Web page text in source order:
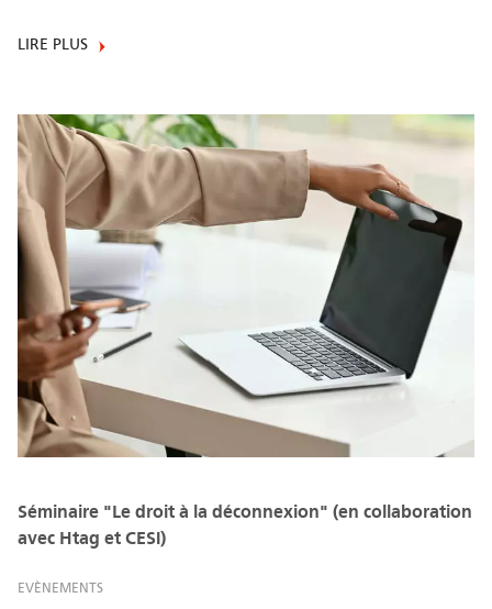
LIRE PLUS
Séminaire "Le droit à la déconnexion" (en collaboration
avec Htag et CESI)
EVÈNEMENTS